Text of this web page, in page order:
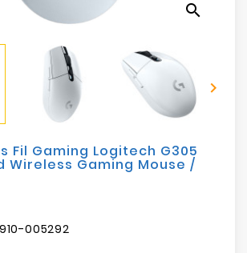
search

Fil Gaming Logitech G305
Wireless Gaming Mouse /
910-005292